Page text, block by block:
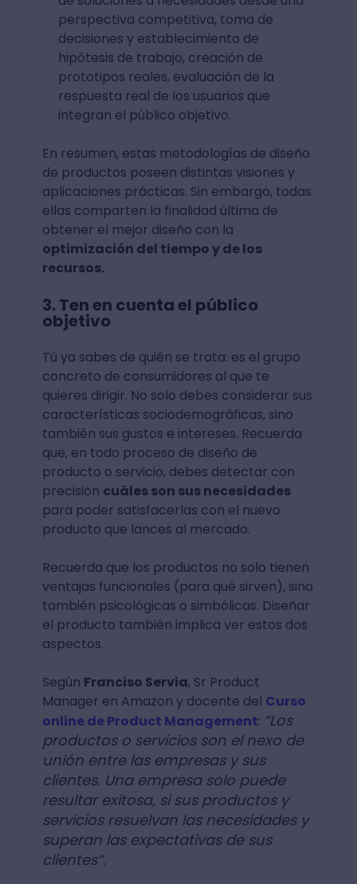
perspectiva competitiva, toma de
decisiones y establecimiento de
hipótesis de trabajo, creación de
prototipos reales, evaluación de la
respuesta real de los usuarios que
integran el público objetivo.
En resumen, estas metodologías de diseño
de productos poseen distintas visiones y
aplicaciones prácticas. Sin embargo, todas
ellas comparten la finalidad última de
obtener el mejor diseño con la
optimización del tiempo y de los
recursos.
3. Ten en cuenta el público
objetivo
Tú ya sabes de quién se trata: es el grupo
concreto de consumidores al que te
quieres dirigir. No solo debes considerar sus
características sociodemográficas, sino
también sus gustos e intereses. Recuerda
que, en todo proceso de diseño de
producto o servicio, debes detectar con
precisión cuáles son sus necesidades
para poder satisfacerlas con el nuevo
producto que lances al mercado.
Recuerda que los productos no solo tienen
ventajas funcionales (para qué sirven), sino
también psicológicas o simbólicas. Diseñar
el producto también implica ver estos dos
aspectos.
Según Franciso Servia, Sr Product
Manager en Amazon y docente del Curso
online de Product Management: “Los
productos o servicios son el nexo de
unión entre las empresas y sus
clientes. Una empresa solo puede
resultar exitosa, si sus productos y
servicios resuelvan las necesidades y
superan las expectativas de sus
clientes”.